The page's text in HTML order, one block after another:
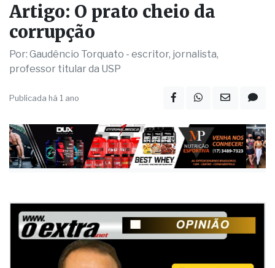
Artigo: O prato cheio da
corrupção
Por: Gaudêncio Torquato - escritor, jornalista,
professor titular da USP
Publicada há 1 ano